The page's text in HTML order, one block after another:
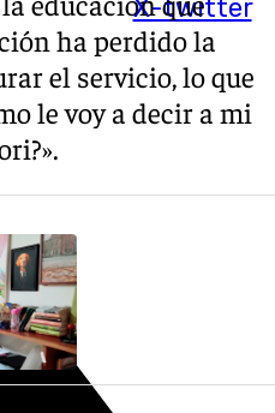
X-twitter
ha perdido la
el servicio, lo que
le voy a decir a mi